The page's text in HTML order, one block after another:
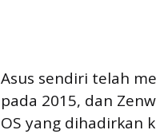
Asus sendiri telah
pada 2015, dan
OS yang dihadirkan